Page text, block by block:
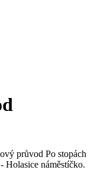
průvod Po stopách
Holasice náměstíčko.